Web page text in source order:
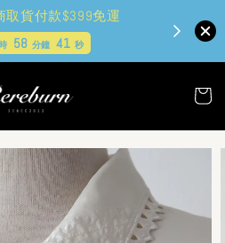
貨付款$399免運
58 分鐘 41 秒